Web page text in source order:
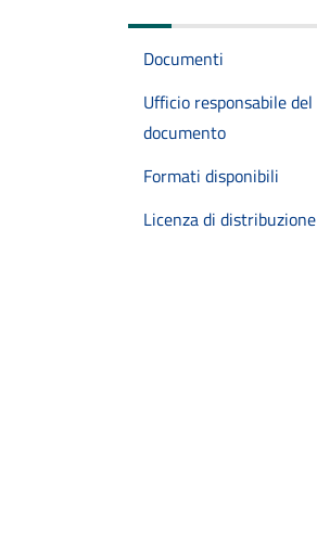
Documenti
Ufficio responsabile del
documento
Formati disponibili
Licenza di distribuzione